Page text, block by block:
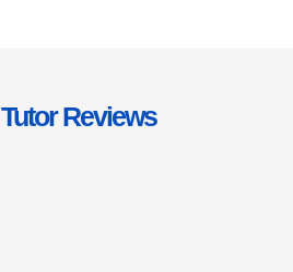
Tutor Reviews